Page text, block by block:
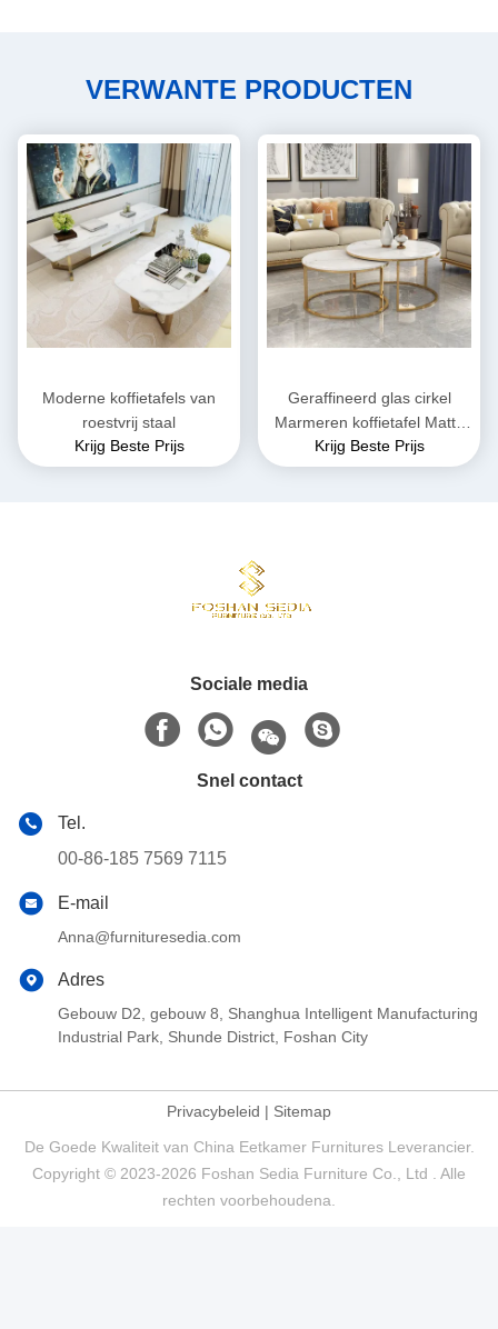
VERWANTE PRODUCTEN
Moderne koffietafels van
roestvrij staal
Krijg Beste Prijs
Geraffineerd glas cirkel
Marmeren koffietafel Matte
afwerking
Krijg Beste Prijs
Sociale media
Snel contact
Tel.
00-86-185 7569 7115
E-mail
Anna@furnituresedia.com
Adres
Gebouw D2, gebouw 8, Shanghua Intelligent Manufacturing
Industrial Park, Shunde District, Foshan City
Privacybeleid | Sitemap
De Goede Kwaliteit van China Eetkamer Furnitures Leverancier.
Copyright © 2023-2026 Foshan Sedia Furniture Co., Ltd . Alle
rechten voorbehoudena.